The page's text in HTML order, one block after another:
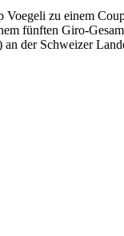
zu einem
fünften Giro-
der Schweizer